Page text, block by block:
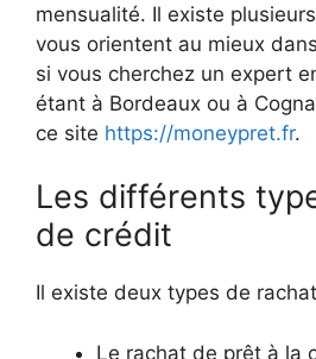
mensualité. Il existe
vous orientent au mieux
si vous cherchez un expert
étant à Bordeaux ou à
ce site https://moneypret.fr.
Les différents
de crédit
Il existe deux types de
Le rachat de prêt à la